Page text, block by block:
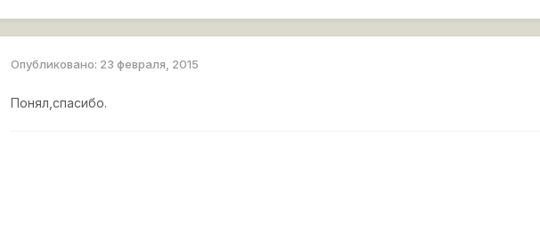
Опубликовано: 23 февраля, 2015
Понял,спасибо.